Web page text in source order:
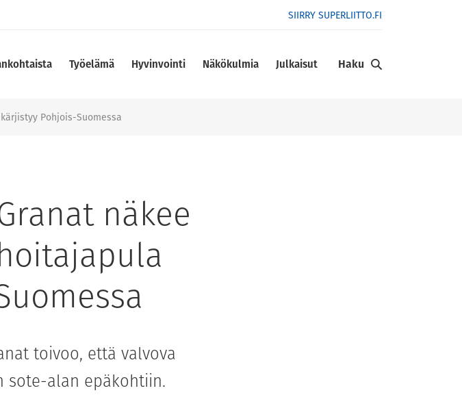
SIIRRY SUPERLIITTO.FI
Työelämä Hyvinvointi Näkökulmia Julkaisut Haku
Pohjois-Suomessa
näkee
toivoo, että valvova
sote-alan epäkohtiin.